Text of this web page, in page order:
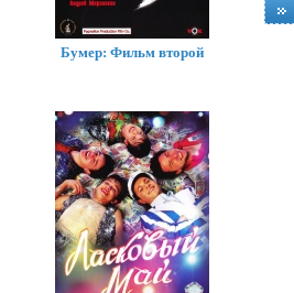
Бумер: Фильм второй